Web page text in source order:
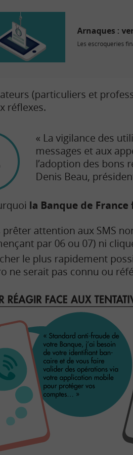
Arnaques :
Les escroqueries
(particuliers et
réflexes.
« La vigilance des
messages et aux
l’adoption des bons
Denis Beau,
la Banque de
prêter attention aux SMS
par 06 ou 07) ni
le plus rapidement
ne serait pas connu ou